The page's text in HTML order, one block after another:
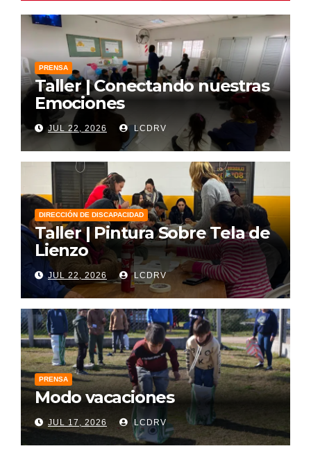
PRENSA
Taller | Conectando nuestras
Emociones
JUL 22, 2026 LCDRV
DIRECCIÓN DE DISCAPACIDAD
Taller | Pintura Sobre Tela de
Lienzo
JUL 22, 2026 LCDRV
PRENSA
Modo vacaciones
JUL 17, 2026 LCDRV